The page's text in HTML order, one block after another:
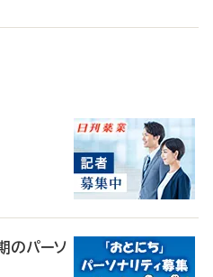
パーソ